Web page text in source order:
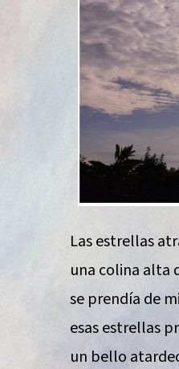
Las estrellas
una colina alta
se prendía de
esas estrellas
un bello